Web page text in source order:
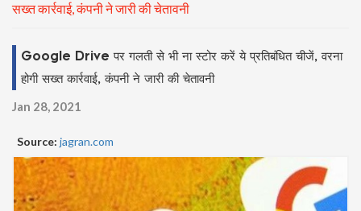
सख्त कार्रवाई, कंपनी ने जारी की चेतावनी
Google Drive पर गलती से भी ना स्टोर करें ये प्रतिबंधित चीजें, वरना
होगी सख्त कार्रवाई, कंपनी ने जारी की चेतावनी
Jan 28, 2021
Source: jagran.com